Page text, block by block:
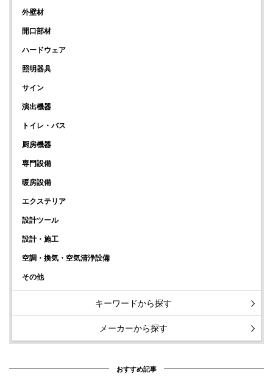
外壁材
開口部材
ハードウェア
照明器具
サイン
演出機器
トイレ・バス
厨房機器
専門設備
暖房設備
エクステリア
設計ツール
設計・施工
空調・換気・空気清浄設備
その他
キーワードから探す
メーカーから探す
おすすめ記事